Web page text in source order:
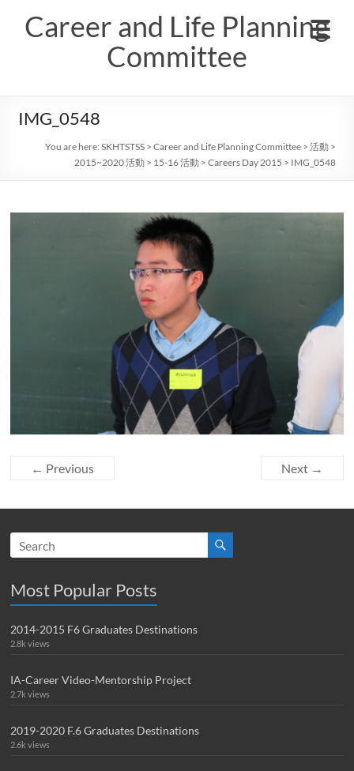
contentCareer and Life Planning
Committee
IMG_0548
You are here:SKHTSTSS >Career and Life Planning Committee >活動 >
2015~2020 活動 > 15-16 活動 >Careers Day 2015 > IMG_0548
← Previous Next →
Most Popular Posts
2014-2015 F6 Graduates Destinations
2.8k views
IA-Career Video-Mentorship Project
2.7k views
2019-2020 F.6 Graduates Destinations
2.6k views